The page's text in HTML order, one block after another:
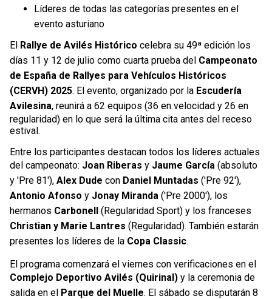
Líderes de todas las categorías presentes en el
evento asturiano
El Rallye de Avilés Histórico celebra su 49ª edición los
días 11 y 12 de julio como cuarta prueba del Campeonato
de España de Rallyes para Vehículos Históricos
(CERVH) 2025. El evento, organizado por la Escudería
Avilesina, reunirá a 62 equipos (36 en velocidad y 26 en
regularidad) en lo que será la última cita antes del receso
estival.
Entre los participantes destacan todos los líderes actuales
del campeonato: Joan Riberas y Jaume García (absoluto
y 'Pre 81'), Alex Dude con Daniel Muntadas ('Pre 92'),
Antonio Afonso y Jonay Miranda ('Pre 2000'), los
hermanos Carbonell (Regularidad Sport) y los franceses
Christian y Marie Lantres (Regularidad). También estarán
presentes los líderes de la Copa Classic.
El programa comenzará el viernes con verificaciones en el
Complejo Deportivo Avilés (Quirinal) y la ceremonia de
salida en el Parque del Muelle. El sábado se disputarán 8